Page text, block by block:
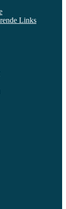
Links